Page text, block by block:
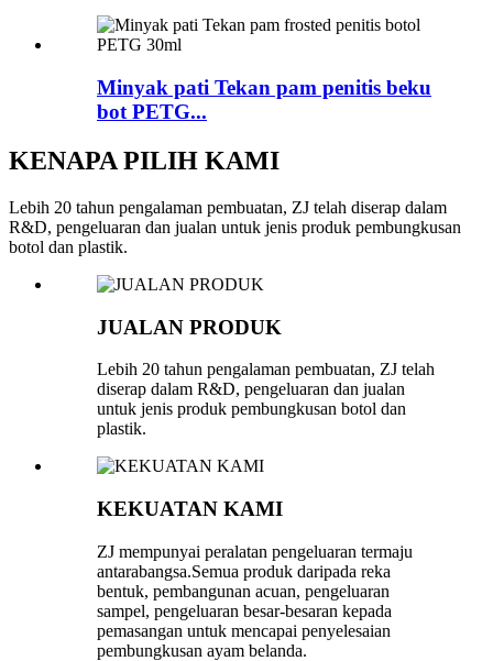
Minyak pati Tekan pam penitis beku
bot PETG...
KENAPA PILIH KAMI
Lebih 20 tahun pengalaman pembuatan, ZJ telah diserap dalam
R&D, pengeluaran dan jualan untuk jenis produk pembungkusan
botol dan plastik.
JUALAN PRODUK
Lebih 20 tahun pengalaman pembuatan, ZJ telah
diserap dalam R&D, pengeluaran dan jualan
untuk jenis produk pembungkusan botol dan
plastik.
KEKUATAN KAMI
ZJ mempunyai peralatan pengeluaran termaju
antarabangsa.Semua produk daripada reka
bentuk, pembangunan acuan, pengeluaran
sampel, pengeluaran besar-besaran kepada
pemasangan untuk mencapai penyelesaian
pembungkusan ayam belanda.